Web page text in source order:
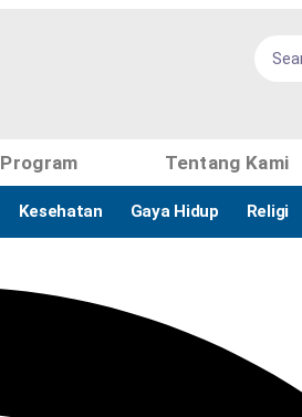
Program Tentang Kami
Kesehatan Gaya Hidup Religi